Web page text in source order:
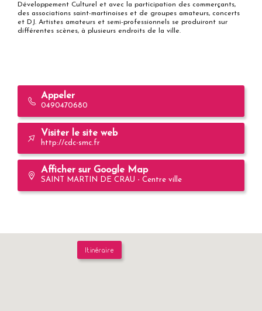
Développement Culturel et avec la participation des commerçants,
des associations saint-martinoises et de groupes amateurs, concerts
et DJ. Artistes amateurs et semi-professionnels se produiront sur
différentes scènes, à plusieurs endroits de la ville.
Appeler
0490470680
Visiter le site web
http://cdc-smc.fr
Afficher sur Google Map
SAINT MARTIN DE CRAU - Centre ville
Itinéraire